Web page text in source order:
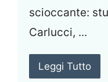
scioccante:
Carlucci, ...
Leggi Tutto